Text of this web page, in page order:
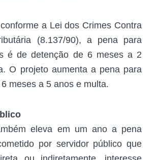
a Lei dos Crimes Contra
(8.137/90), a pena para
é dedetenção de 6 meses a 2
O projeto aumenta a pena para
meses a 5 anos e multa.
eleva em um ano a pena
por servidor público que